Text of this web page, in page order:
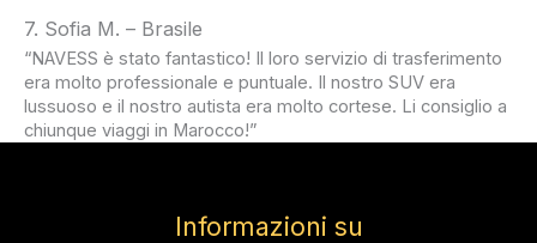
7. Sofia M. – Brasile
“NAVESS è stato fantastico! Il loro servizio di trasferimento
era molto professionale e puntuale. Il nostro SUV era
lussuoso e il nostro autista era molto cortese. Li consiglio a
chiunque viaggi in Marocco!”
Informazioni su